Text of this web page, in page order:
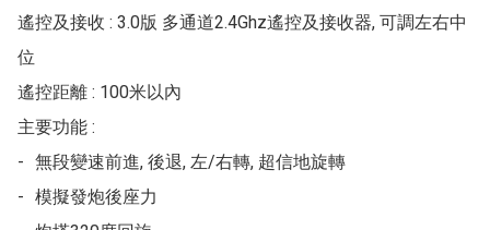
遙控及接收 : 3.0版 多通道2.4Ghz遙控及接收器, 可調左右中
位
遙控距離 : 100米以內
主要功能 :
-	無段變速前進, 後退, 左/右轉, 超信地旋轉
-	模擬發炮後座力